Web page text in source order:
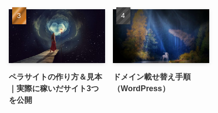
ペラサイトの作り方＆見本
｜実際に稼いだサイト3つ
を公開
ドメイン載せ替え手順
（WordPress）